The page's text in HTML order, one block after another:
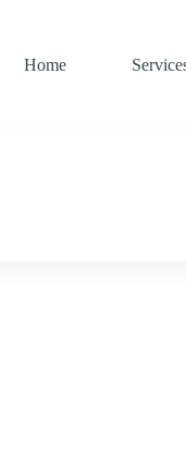
Home